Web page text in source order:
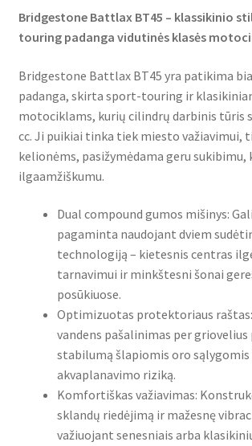
Bridgestone Battlax BT45 – klassikinio
touring padanga vidutinės klasės
Bridgestone Battlax BT45 yra patikima
padanga, skirta sport-touring ir
motociklams, kurių cilindrų darbinis tūris
cc. Ji puikiai tinka tiek miesto važiavimui,
kelionėms, pasižymėdama geru
ilgaamžiškumu.
Dual compound gumos mišinys:
pagaminta naudojant dviem
technologiją – kietesnis centras
tarnavimui ir minkštesni šonai
posūkiuose.
Optimizuotas protektoriaus
vandens pašalinimas per griovelius
stabilumą šlapiomis oro sąlygomis
akvaplanavimo riziką.
Komfortiškas važiavimas:
sklandų riedėjimą ir mažesnę
važiuojant senesniais arba